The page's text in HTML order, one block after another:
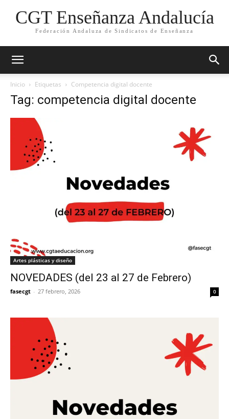
CGT Enseñanza Andalucía
Federación Andaluza de Sindicatos de Enseñanza
Inicio Etiquetas Competencia digital docente
Tag: competencia digital docente
Artes plásticas y diseño
NOVEDADES (del 23 al 27 de Febrero)
fasecgt - 27 febrero, 2026 0